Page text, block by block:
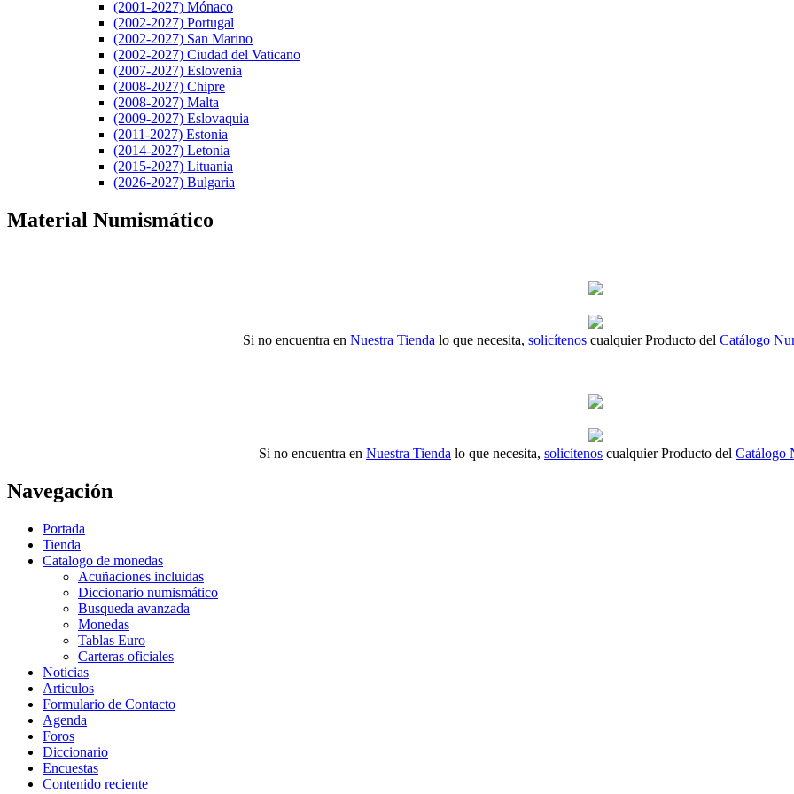
(2001-2027) Mónaco
(2002-2027) Portugal
(2002-2027) San Marino
(2002-2027) Ciudad del Vaticano
(2007-2027) Eslovenia
(2008-2027) Chipre
(2008-2027) Malta
(2009-2027) Eslovaquia
(2011-2027) Estonia
(2014-2027) Letonia
(2015-2027) Lituania
(2026-2027) Bulgaria
Material Numismático
Si no encuentra en Nuestra Tienda lo que necesita, solicítenos cualquier Producto del Catálogo
Si no encuentra en Nuestra Tienda lo que necesita, solicítenos cualquier Producto del Catálogo
Navegación
Portada
Tienda
Catalogo de monedas
Acuñaciones incluidas
Diccionario numismático
Busqueda avanzada
Monedas
Tablas Euro
Carteras oficiales
Noticias
Articulos
Formulario de Contacto
Agenda
Foros
Diccionario
Encuestas
Contenido reciente